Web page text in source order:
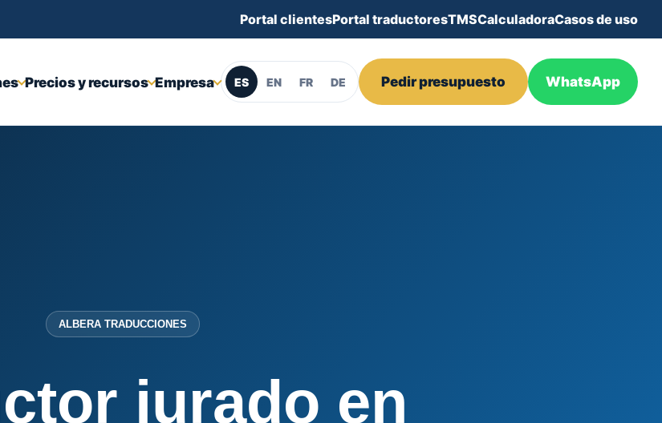
Portal clientesPortal traductoresTMSCalculadoraCasos de uso
Precios y recursos Empresa ES EN FR DE Pedir presupuesto WhatsApp
ALBERA TRADUCCIONES
jurado en